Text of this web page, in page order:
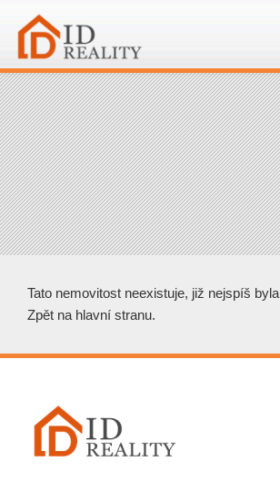
Tato nemovitost neexistuje, již nejspíš
Zpět na hlavní stranu.